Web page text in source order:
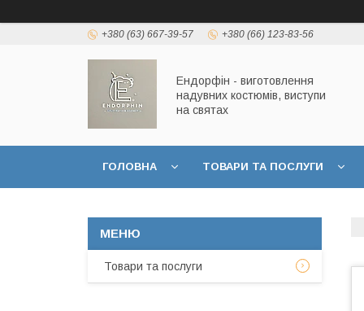
+380 (63) 667-39-57 +380 (66) 123-83-56
Ендорфін - виготовлення
надувних костюмів, виступи
на святах
ГОЛОВНА ТОВАРИ ТА ПОСЛУГИ
Товари та послуги